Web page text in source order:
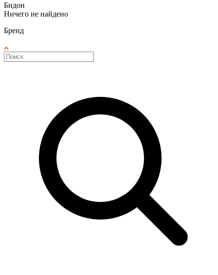
Бидон
Ничего не найдено
Бренд